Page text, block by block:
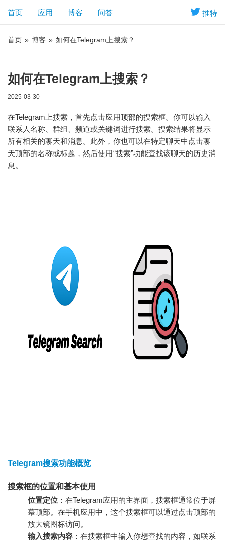
推特
首页 应用 博客 问答
首页 » 博客 » 如何在Telegram上搜索？
如何在Telegram上搜索？
2025-03-30
在Telegram上搜索，首先点击应用顶部的搜索框。你可以输入
联系人名称、群组、频道或关键词进行搜索。搜索结果将显示
所有相关的聊天和消息。此外，你也可以在特定聊天中点击聊
天顶部的名称或标题，然后使用“搜索”功能查找该聊天的历史消
息。
Telegram搜索功能概览
搜索框的位置和基本使用
位置定位 ：在Telegram应用的主界面，搜索框通常位于屏
幕顶部。在手机应用中，这个搜索框可以通过点击顶部的
放大镜图标访问。
输入搜索内容 ：在搜索框中输入你想查找的内容，如联系